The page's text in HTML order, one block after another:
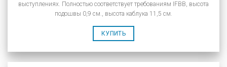
выступлениях. Полностью соответствует требованиям IFBB, высота
подошвы 0,9 см., высота каблука 11,5 см.
КУПИТЬ